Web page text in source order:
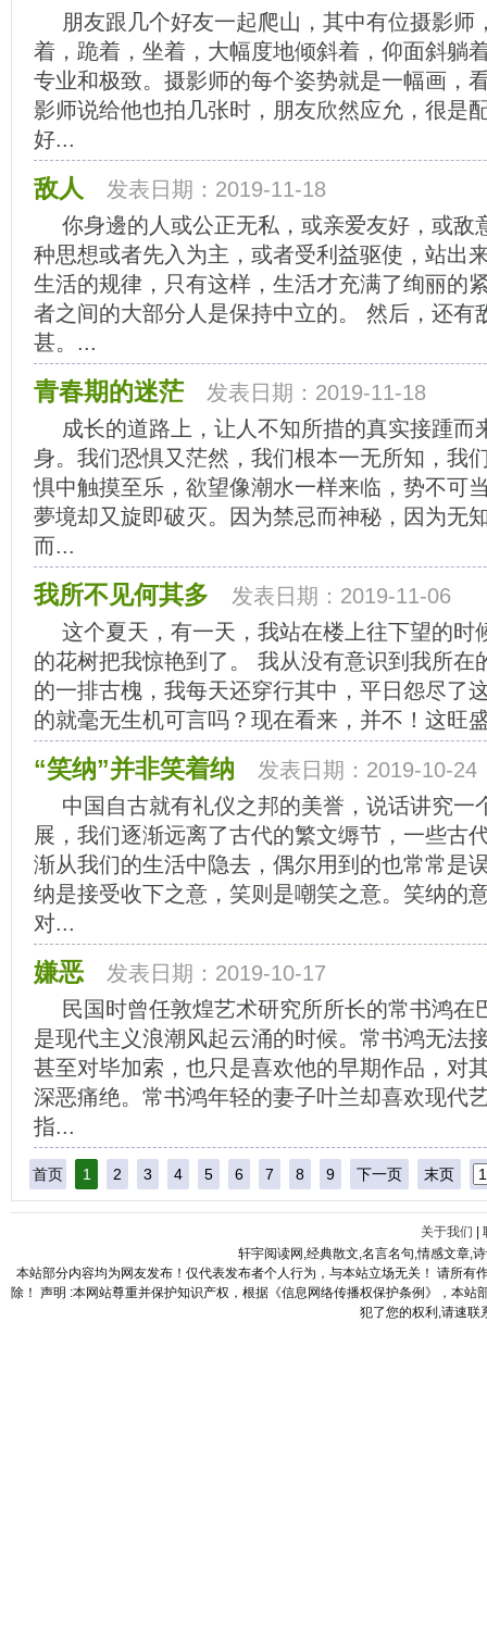
朋友跟几个好友一起爬山，其中有位摄影师
着，跪着，坐着，大幅度地倾斜着，仰面斜躺
专业和极致。摄影师的每个姿势就是一幅画，
影师说给他也拍几张时，朋友欣然应允，很是
好...
敌人
发表日期：2019-11-18
你身邊的人或公正无私，或亲爱友好，或敌
种思想或者先入为主，或者受利益驱使，站出
生活的规律，只有这样，生活才充满了绚丽的
者之间的大部分人是保持中立的。 然后，还有
甚。...
青春期的迷茫
发表日期：2019-11-18
成长的道路上，让人不知所措的真实接踵而
身。我们恐惧又茫然，我们根本一无所知，我
惧中触摸至乐，欲望像潮水一样来临，势不可
夢境却又旋即破灭。因为禁忌而神秘，因为无
而...
我所不见何其多
发表日期：2019-11-06
这个夏天，有一天，我站在楼上往下望的时
的花树把我惊艳到了。 我从没有意识到我所在
的一排古槐，我每天还穿行其中，平日怨尽了
的就毫无生机可言吗？现在看来，并不！这旺
“笑纳”并非笑着纳
发表日期：2019-10-24
中国自古就有礼仪之邦的美誉，说话讲究一
展，我们逐渐远离了古代的繁文缛节，一些古
渐从我们的生活中隐去，偶尔用到的也常常是
纳是接受收下之意，笑则是嘲笑之意。笑纳的
对...
嫌恶
发表日期：2019-10-17
民国时曾任敦煌艺术研究所所长的常书鸿在
是现代主义浪潮风起云涌的时候。常书鸿无法
甚至对毕加索，也只是喜欢他的早期作品，对
深恶痛绝。常书鸿年轻的妻子叶兰却喜欢现代
指...
首页 1 2 3 4 5 6 7 8 9 下一页 末页
关于我们
轩宇阅读网,经典散文,名言名句,情感文章,
本站部分内容均为网友发布！仅代表发布者个人行为，与本站立场无关！ 请所
除！ 声明 :本网站尊重并保护知识产权，根据《信息网络传播权保护条例》，本
犯了您的权利,请速联